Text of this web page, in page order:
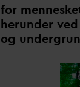
for
herunder
og